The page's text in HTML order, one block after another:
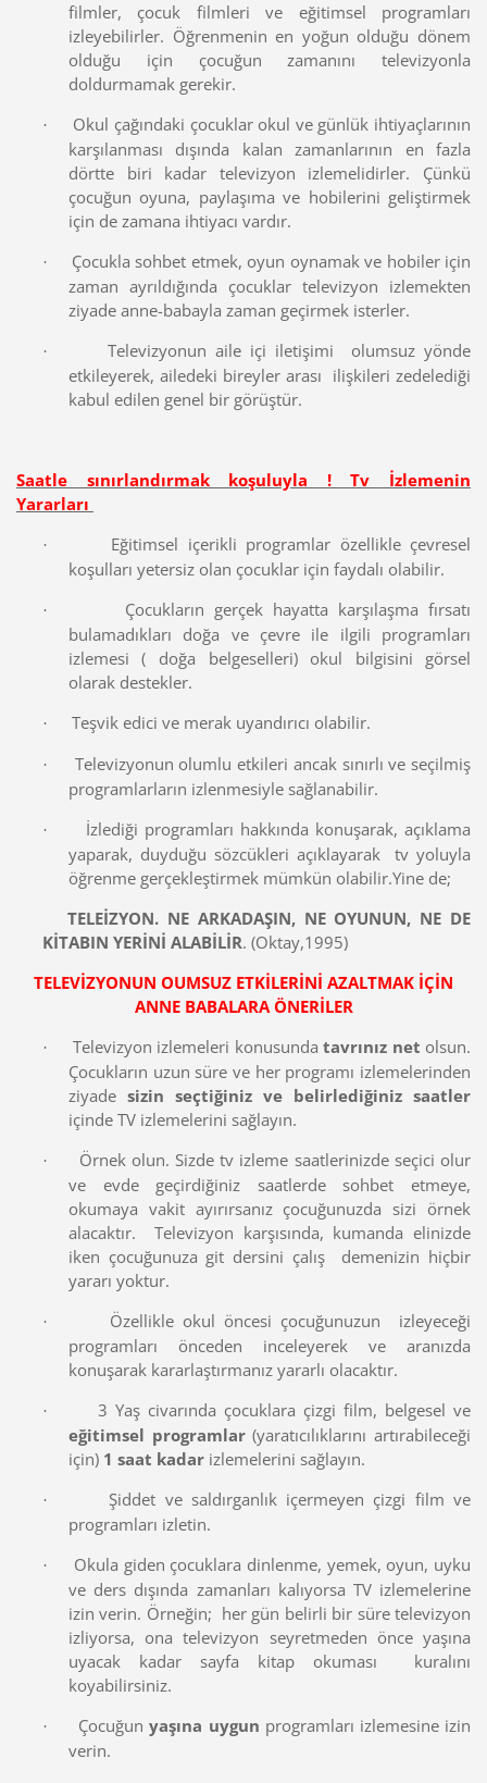
filmler, çocuk filmleri ve eğitimsel programları
izleyebilirler. Öğrenmenin en yoğun olduğu dönem
olduğu için çocuğun zamanını televizyonla
doldurmamak gerekir.
·
Okul çağındaki çocuklar okul ve günlük ihtiyaçlarının
karşılanması dışında kalan zamanlarının en fazla
dörtte biri kadar televizyon izlemelidirler. Çünkü
çocuğun oyuna, paylaşıma ve hobilerini geliştirmek
için de zamana ihtiyacı vardır.
·
Çocukla sohbet etmek, oyun oynamak ve hobiler için
zaman ayrıldığında çocuklar televizyon izlemekten
ziyade anne-babayla zaman geçirmek isterler.
·
Televizyonun aile içi iletişimi olumsuz yönde
etkileyerek, ailedeki bireyler arası ilişkileri zedelediği
kabul edilen genel bir görüştür.
Saatle sınırlandırmak koşuluyla ! Tv İzlemenin
Yararları
·
Eğitimsel içerikli programlar özellikle çevresel
koşulları yetersiz olan çocuklar için faydalı olabilir.
·
Çocukların gerçek hayatta karşılaşma fırsatı
bulamadıkları doğa ve çevre ile ilgili programları
izlemesi ( doğa belgeselleri) okul bilgisini görsel
olarak destekler.
· Teşvik edici ve merak uyandırıcı olabilir.
·
Televizyonun olumlu etkileri ancak sınırlı ve seçilmiş
programlarların izlenmesiyle sağlanabilir.
·
İzlediği programları hakkında konuşarak, açıklama
yaparak, duyduğu sözcükleri açıklayarak tv yoluyla
öğrenme gerçekleştirmek mümkün olabilir.Yine de;
TELEİZYON. NE ARKADAŞIN, NE OYUNUN, NE DE
KİTABIN YERİNİ ALABİLİR. (Oktay,1995)
TELEVİZYONUN OUMSUZ ETKİLERİNİ AZALTMAK İÇİN
ANNE BABALARA ÖNERİLER
· Televizyon izlemeleri konusundatavrınız net olsun.
Çocukların uzun süre ve her programı izlemelerinden
ziyade sizin seçtiğiniz ve belirlediğiniz saatler
içinde TV izlemelerini sağlayın.
·
Örnek olun. Sizde tv izleme saatlerinizde seçici olur
ve evde geçirdiğiniz saatlerde sohbet etmeye,
okumaya vakit ayırırsanız çocuğunuzda sizi örnek
alacaktır. Televizyon karşısında, kumanda elinizde
iken çocuğunuza git dersini çalış demenizin hiçbir
yararı yoktur.
·
Özellikle okul öncesi çocuğunuzun izleyeceği
programları önceden inceleyerek ve aranızda
konuşarak kararlaştırmanız yararlı olacaktır.
·
3 Yaş civarında çocuklara çizgi film, belgesel ve
eğitimsel programlar(yaratıcılıklarını artırabileceği
için) 1 saat kadarizlemelerini sağlayın.
·
Şiddet ve saldırganlık içermeyen çizgi film ve
programları izletin.
·
Okula giden çocuklara dinlenme, yemek, oyun, uyku
ve ders dışında zamanları kalıyorsa TV izlemelerine
izin verin. Örneğin; her gün belirli bir süre televizyon
izliyorsa, ona televizyon seyretmeden önce yaşına
uyacak kadar sayfa kitap okuması kuralını
koyabilirsiniz.
· Çocuğunyaşına uygun programları izlemesine izin
verin.